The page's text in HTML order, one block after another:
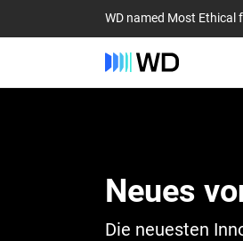
WD named Most Ethical
Neues
Die neuesten